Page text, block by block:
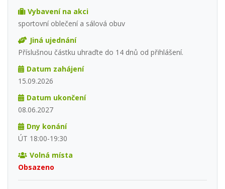
Vybavení na akci
sportovní oblečení a sálová obuv
Jiná ujednání
Příslušnou částku uhraďte do 14 dnů od přihlášení.
Datum zahájení
15.09.2026
Datum ukončení
08.06.2027
Dny konání
ÚT 18:00-19:30
Volná místa
Obsazeno